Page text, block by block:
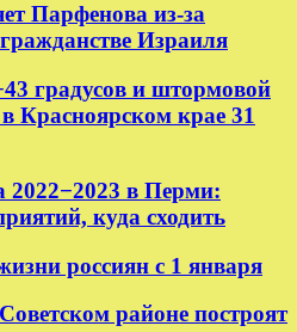
Парфенова из-за
Израиля
градусов и штормовой
Красноярском крае 31
2022−2023 в Перми:
куда сходить
россиян с 1 января
районе построят